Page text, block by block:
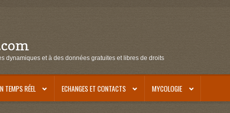
dynamiques et à des données gratuites et libres de droits
TEMPS RÉEL ECHANGES ET CONTACTS MYCOLOGIE